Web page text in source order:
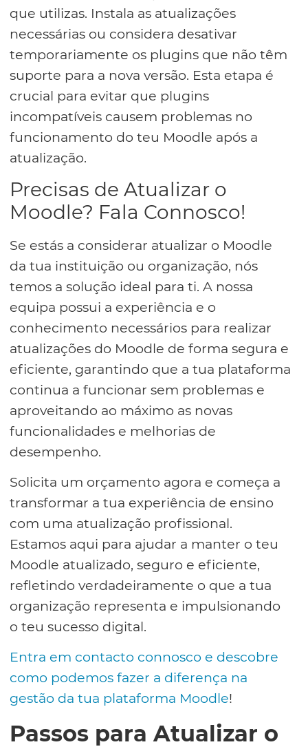
que utilizas. Instala as atualizações
necessárias ou considera desativar
temporariamente os plugins que não têm
suporte para a nova versão. Esta etapa é
crucial para evitar que plugins
incompatíveis causem problemas no
funcionamento do teu Moodle após a
atualização.
Precisas de Atualizar o
Moodle? Fala Connosco!
Se estás a considerar atualizar o Moodle
da tua instituição ou organização, nós
temos a solução ideal para ti. A nossa
equipa possui a experiência e o
conhecimento necessários para realizar
atualizações do Moodle de forma segura e
eficiente, garantindo que a tua plataforma
continua a funcionar sem problemas e
aproveitando ao máximo as novas
funcionalidades e melhorias de
desempenho.
Solicita um orçamento agora e começa a
transformar a tua experiência de ensino
com uma atualização profissional.
Estamos aqui para ajudar a manter o teu
Moodle atualizado, seguro e eficiente,
refletindo verdadeiramente o que a tua
organização representa e impulsionando
o teu sucesso digital.
Entra em contacto connosco e descobre
como podemos fazer a diferença na
gestão da tua plataforma Moodle!
Passos para Atualizar o